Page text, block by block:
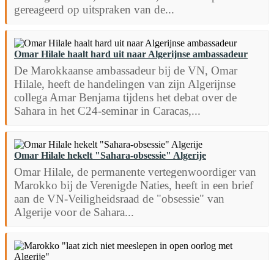
gereageerd op uitspraken van de...
Omar Hilale haalt hard uit naar Algerijnse ambassadeur
De Marokkaanse ambassadeur bij de VN, Omar
Hilale, heeft de handelingen van zijn Algerijnse
collega Amar Benjama tijdens het debat over de
Sahara in het C24-seminar in Caracas,...
Omar Hilale hekelt "Sahara-obsessie" Algerije
Omar Hilale, de permanente vertegenwoordiger van
Marokko bij de Verenigde Naties, heeft in een brief
aan de VN-Veiligheidsraad de "obsessie" van
Algerije voor de Sahara...